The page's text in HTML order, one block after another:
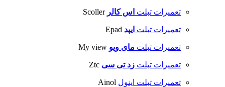
تعمیرات تبلت اس کالر Scoller
تعمیرات تبلت ایپد
تعمیرات تبلت مای ویو
تعمیرات تبلت زد تی سی
تعمیرات تبلت اینول